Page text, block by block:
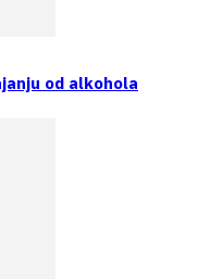
od alkohola